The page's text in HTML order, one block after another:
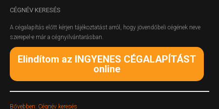
CÉGNÉV KERESÉS
A cégalapítás előtt kérjen tájékoztatást arról, hogy jövendőbeli cégének neve
szerepel-e már a cégnyilvántarásban.
Elindítom az INGYENES CÉGALAPÍTÁST
online
Bővebben: Cégnév keresés